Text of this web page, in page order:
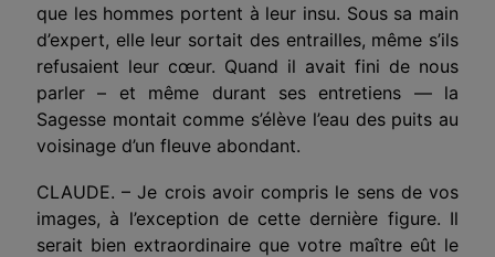
que les hommes portent à leur insu. Sous sa main
d’expert, elle leur sortait des entrailles, même s’ils
refusaient leur cœur. Quand il avait fini de nous
parler – et même durant ses entretiens — la
Sagesse montait comme s’élève l’eau des puits au
voisi­nage d’un fleuve abondant.
CLAUDE. – Je crois avoir compris le sens de vos
images, à l’exception de cette dernière figure. Il
serait bien extraordi­naire que votre maître eût le